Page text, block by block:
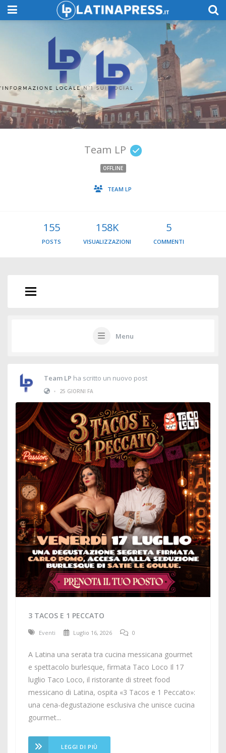
Team LP
OFFLINE
TEAM LP
155
POSTS
158K
VISUALIZZAZIONI
5
COMMENTI
Menu
Team LP ha scritto un nuovo post
•
25 GIORNI FA
3 TACOS E 1 PECCATO
Eventi Luglio 16, 2026 0
A Latina una serata tra cucina messicana gourmet
e spettacolo burlesque, firmata Taco Loco Il 17
luglio Taco Loco, il ristorante di street food
messicano di Latina, ospita «3 Tacos e 1 Peccato»:
una cena-degustazione esclusiva che unisce cucina
gourmet...
LEGGI DI PIÙ